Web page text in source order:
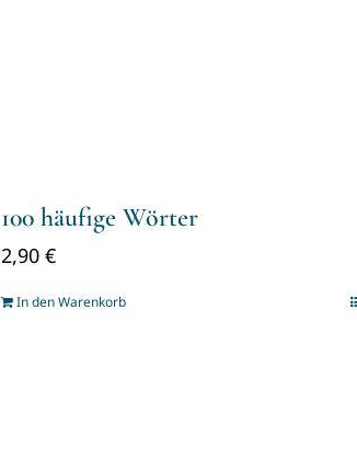
100 häufige Wörter
2,90€
In den Warenkorb